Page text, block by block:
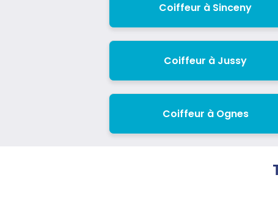
Coiffeur à Sinceny
Coiffeur à Jussy
Coiffeur à Ognes